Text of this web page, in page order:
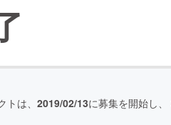
は、 2019/02/13に募集を開始し、